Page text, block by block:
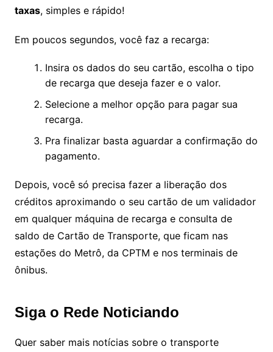
taxas, simples e rápido!
Em poucos segundos, você faz a recarga:
Insira os dados do seu cartão, escolha o tipo
de recarga que deseja fazer e o valor.
Selecione a melhor opção para pagar sua
recarga.
Pra finalizar basta aguardar a confirmação do
pagamento.
Depois, você só precisa fazer a liberação dos
créditos aproximando o seu cartão de um validador
em qualquer máquina de recarga e consulta de
saldo de Cartão de Transporte, que ficam nas
estações do Metrô, da CPTM e nos terminais de
ônibus.
Siga o Rede Noticiando
Quer saber mais notícias sobre o transporte